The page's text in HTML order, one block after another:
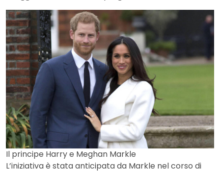
Il principe Harry e Meghan Markle
L’iniziativa è stata anticipata da Markle nel corso di